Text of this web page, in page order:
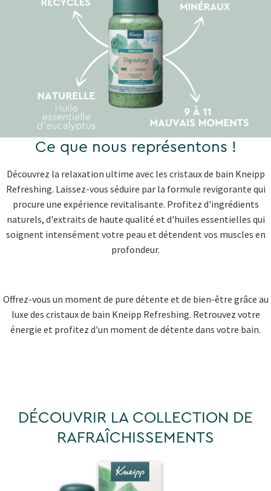
Ce que nous représentons !
Découvrez la relaxation ultime avec les cristaux de bain Kneipp
Refreshing. Laissez-vous séduire par la formule revigorante qui
procure une expérience revitalisante. Profitez d'ingrédients
naturels, d'extraits de haute qualité et d'huiles essentielles qui
soignent intensément votre peau et détendent vos muscles en
profondeur.
Offrez-vous un moment de pure détente et de bien-être grâce au
luxe des cristaux de bain Kneipp Refreshing. Retrouvez votre
énergie et profitez d'un moment de détente dans votre bain.
DÉCOUVRIR LA COLLECTION DE
RAFRAÎCHISSEMENTS